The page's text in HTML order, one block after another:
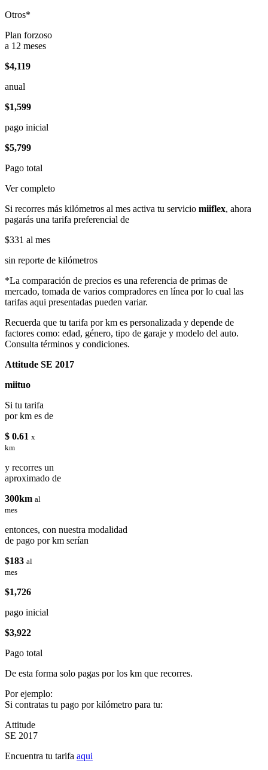
Otros*
Plan forzoso
a 12 meses
$4,119
anual
$1,599
pago inicial
$5,799
Pago total
Ver completo
Si recorres más kilómetros al mes activa tu servicio miiflex, ahora
pagarás una tarifa preferencial de
$331 al mes
sin reporte de kilómetros
*La comparación de precios es una referencia de primas de
mercado, tomada de varios compradores en línea por lo cual las
tarifas aqui presentadas pueden variar.
Recuerda que tu tarifa por km es personalizada y depende de
factores como: edad, género, tipo de garaje y modelo del auto.
Consulta términos y condiciones.
Attitude SE 2017
miituo
Si tu tarifa
por km es de
$ 0.61 x
km
y recorres un
aproximado de
300km al
mes
entonces, con nuestra modalidad
de pago por km serían
$183 al
mes
$1,726
pago inicial
$3,922
Pago total
De esta forma solo pagas por los km que recorres.
Por ejemplo:
Si contratas tu pago por kilómetro para tu:
Attitude
SE 2017
Encuentra tu tarifa aqui